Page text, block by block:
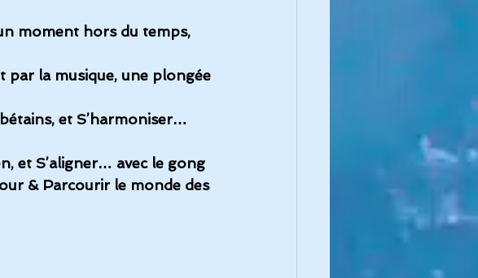
moment hors du temps,
par la musique, une plongée
et S’harmoniser…
, et S’aligner… avec le gong
& Parcourir le monde des